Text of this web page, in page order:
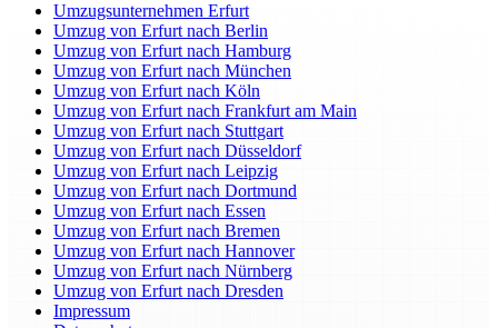
Umzugsunternehmen Erfurt
Umzug von Erfurt nach Berlin
Umzug von Erfurt nach Hamburg
Umzug von Erfurt nach München
Umzug von Erfurt nach Köln
Umzug von Erfurt nach Frankfurt am Main
Umzug von Erfurt nach Stuttgart
Umzug von Erfurt nach Düsseldorf
Umzug von Erfurt nach Leipzig
Umzug von Erfurt nach Dortmund
Umzug von Erfurt nach Essen
Umzug von Erfurt nach Bremen
Umzug von Erfurt nach Hannover
Umzug von Erfurt nach Nürnberg
Umzug von Erfurt nach Dresden
Impressum